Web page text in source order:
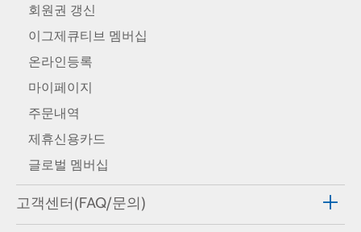
회원권 갱신
이그제큐티브 멤버십
온라인등록
마이페이지
주문내역
제휴신용카드
글로벌 멤버십
고객센터(FAQ/문의)